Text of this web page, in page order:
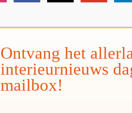
Ontvang het
interieurnieuws
mailbox!